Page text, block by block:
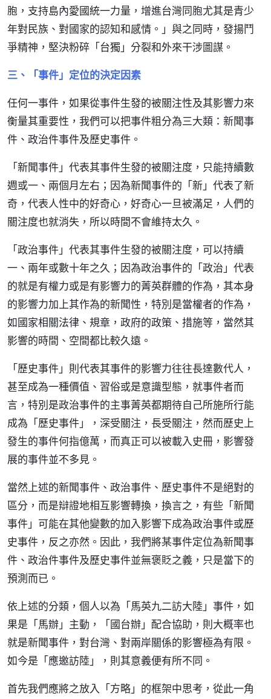
胞，支持島內愛國統一力量，增進台灣同胞尤其是青少
年對民族、對國家的認知和感情。」與之同時，發揚鬥
爭精神，堅決粉碎「台獨」分裂和外來干涉圖謀。
三、「事件」定位的決定因素
任何一事件，如果從事件生發的被關注性及其影響力來
衡量其重要性，我們可以把事件粗分為三大類：新聞事
件、政治件事件及歷史事件。
「新聞事件」代表其事件生發的被關注度，只能持續數
週或一、兩個月左右；因為新聞事件的「新」代表了新
奇，代表人性中的好奇心，好奇心一旦被滿足，人們的
關注度也就消失，所以時間不會維持太久。
「政治事件」代表其事件生發的被關注度，可以持續
一、兩年或數十年之久；因為政治事件的「政治」代表
的就是有權力或是有影響力的菁英群體的作為，其本身
的影響力加上其作為的新聞性，特別是當權者的作為，
如國家相關法律、規章，政府的政策、措施等，當然其
影響的時間、空間都比較久遠。
「歷史事件」則代表其事件的影響力往往長達數代人，
甚至成為一種價值、習俗或是意識型態，就事件者而
言，特別是政治事件的主事菁英都期待自己所施所行能
成為「歷史事件」，深受關注，長受關注，然而歷史上
發生的事件何指億萬，而真正可以被載入史冊，影響發
展的事件並不多見。
當然上述的新聞事件、政治事件、歷史事件不是絕對的
區分，而是辯證地相互影響轉換，換言之，有些「新聞
事件」可能在其他變數的加入影響下成為政治事件或歷
史事件，反之亦然。因此，我們將某事件定位為新聞事
件、政治件事件及歷史事件並無褒貶之義，只是當下的
預測而已。
依上述的分類，個人以為「馬英九二訪大陸」事件，如
果是「馬辦」主動，「國台辦」配合協助，則大概率也
就是新聞事件，對台灣、對兩岸關係的影響極為有限。
如今是「應邀訪陸」，則其意義便有所不同。
首先我們應將之放入「方略」的框架中思考，從此一角